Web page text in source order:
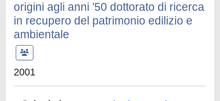
origini agli anni '50 dottorato di ricerca
in recupero del patrimonio edilizio e
ambientale
2001